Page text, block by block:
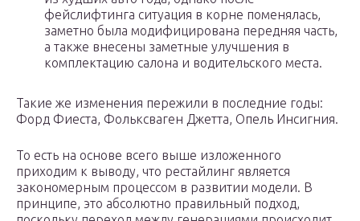
фейслифтинга ситуация в корне поменялась,
заметно была модифицирована передняя часть,
а также внесены заметные улучшения в
комплектацию салона и водительского места.
Такие же изменения пережили в последние годы:
Форд Фиеста, Фольксваген Джетта, Опель Инсигния.
То есть на основе всего выше изложенного
приходим к выводу, что рестайлинг является
закономерным процессом в развитии модели. В
принципе, это абсолютно правильный подход,